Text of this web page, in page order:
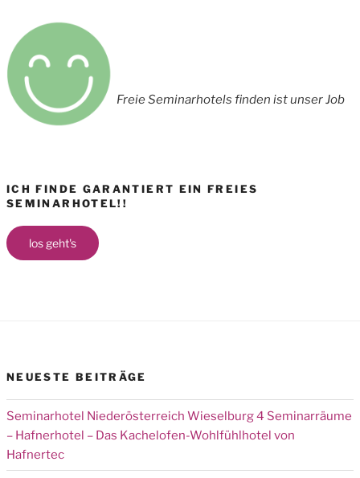
Freie Seminarhotels finden ist unser Job
ICH FINDE GARANTIERT EIN FREIES
SEMINARHOTEL!!
los geht's
NEUESTE BEITRÄGE
Seminarhotel Niederösterreich Wieselburg 4 Seminarräume
– Hafnerhotel – Das Kachelofen-Wohlfühlhotel von
Hafnertec